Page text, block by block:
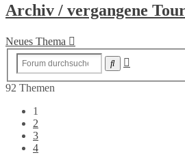
Archiv / vergangene
Neues Thema
Suche
Suche
92 Themen
1
2
3
4